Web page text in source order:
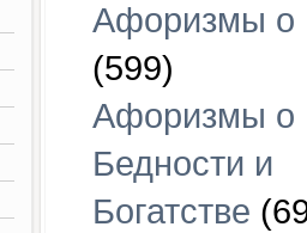
Афоризмы о
(599)
Афоризмы о
Бедности и
Богатстве